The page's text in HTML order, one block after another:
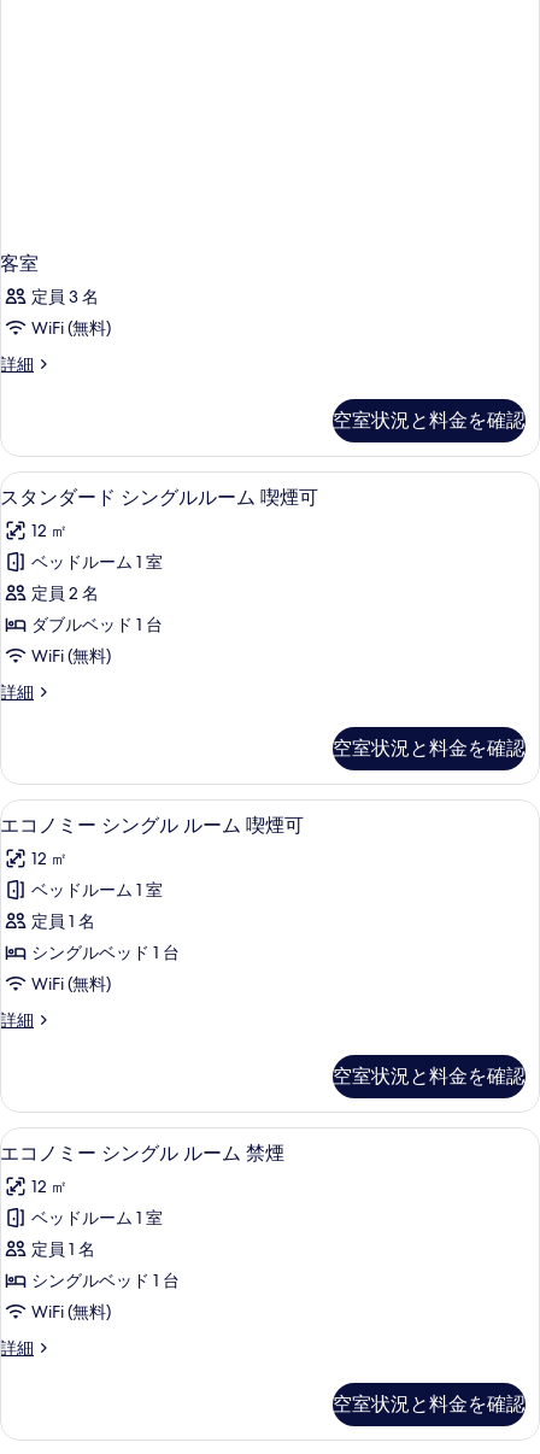
客室
定員 3 名
WiFi (無料)
詳細
客
細
空室状況と料金を確認
ス
タ
ン
ダ
ー
ド
ン
ル
ル
ー
ム
喫
煙
可
の
す
の
写
真
を
表
示
す
デスク、アイロン / アイロン台、
13
スタンダード シングルルーム 喫煙可
12 ㎡
ベッドルーム 1 室
定員 2 名
ダブルベッド 1 台
WiFi (無料)
詳細
ス
ー
ド
シ
グ
ル
ル
ー
ム
喫
煙
可
空室状況と料金を確認
エ
コ
ノ
ミ
ー
シ
グ
ル
ー
ム
喫
煙
可
の
す
べ
写
デスク、アイロン / アイロン台、
12
エコノミー シングル ルーム 喫煙可
12 ㎡
ベッドルーム 1 室
定員 1 名
シングルベッド 1 台
WiFi (無料)
詳細
エ
ー
シ
ン
ル
ル
ー
ム
喫
煙
可
の
空室状況と料金を確認
エ
コ
ノ
ミ
ー
シ
グ
ル
デスク、アイロン / アイロン台、
12
エコノミー シングル ルーム 禁煙
12 ㎡
ベッドルーム 1 室
定員 1 名
シングルベッド 1 台
WiFi (無料)
詳細
エ
ー
空室状況と料金を確認